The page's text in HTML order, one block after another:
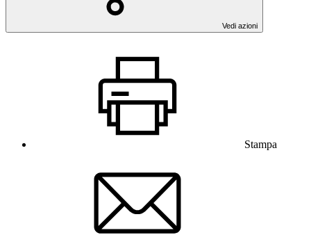
Vedi azioni
Stampa